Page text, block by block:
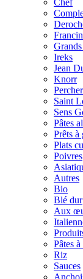
Chef
Ireks
Jean
Knorr
Saint
Sens
Pâtes
Prêts à
Plats
Poivres
Autres
Bio
Blé dur
Aux
Pâtes
Riz
Sauces